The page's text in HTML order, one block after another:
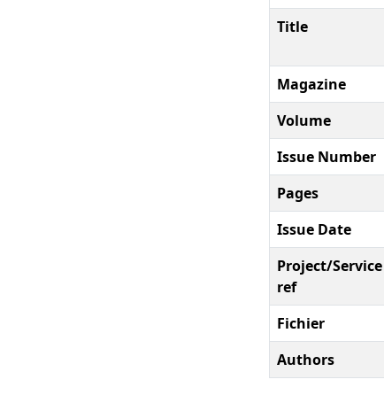
Title
Magazine
Volume
Issue Number
Pages
Issue Date
Project/Service
ref
Fichier
Authors